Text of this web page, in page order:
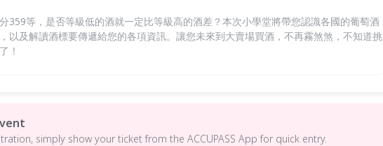
359等，是否等級低的酒就一定比等級高的酒差？本次小學堂將帶您認識各國的葡萄酒
以及解讀酒標要傳遞給您的各項資訊。讓您未來到大賣場買酒，不再霧煞煞，不知道挑
！
simply show your ticket from the ACCUPASS App for quick entry.